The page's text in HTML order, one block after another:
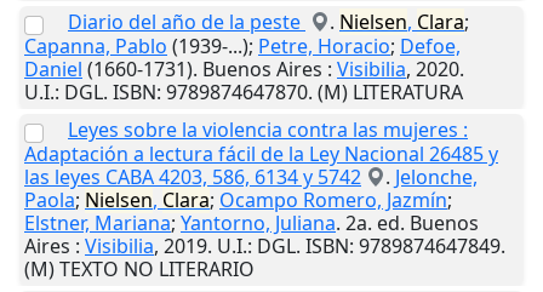
Diario del año de la peste
. Nielsen, Clara;
Capanna, Pablo (1939-...); Petre, Horacio; Defoe,
Daniel (1660-1731). Buenos Aires : Visibilia, 2020.
U.I.: DGL. ISBN: 9789874647870. (M) LITERATURA
Leyes sobre la violencia contra las mujeres :
Adaptación a lectura fácil de la Ley Nacional 26485 y
las leyes CABA 4203, 586, 6134 y 5742
. Jelonche,
Paola; Nielsen, Clara; Ocampo Romero, Jazmín;
Elstner, Mariana; Yantorno, Juliana. 2a. ed. Buenos
Aires : Visibilia, 2019. U.I.: DGL. ISBN: 9789874647849.
(M) TEXTO NO LITERARIO